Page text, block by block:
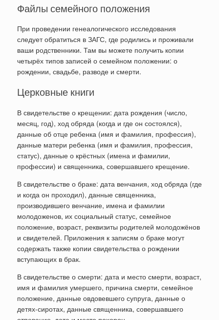
Файлы семейного положения
При проведении генеалогического исследования
следует обратиться в ЗАГС, где родились и проживали
ваши родственники. Там вы можете получить копии
четырёх типов записей о семейном положении: о
рождении, свадьбе, разводе и смерти.
Церковные книги
В свидетельстве о крещении: дата рождения (число,
месяц, год), ход обряда (когда и где он состоялся),
данные об отце ребенка (имя и фамилия, профессия),
данные матери ребенка (имя и фамилия, профессия,
статус), данные о крёстных (имена и фамилии,
профессии) и священника, совершавшего крещение.
В свидетельстве о браке: дата венчания, ход обряда (где
и когда он проходил), данные священника,
производившего венчание, имена и фамилии
молодоженов, их социальный статус, семейное
положение, возраст, реквизиты родителей молодожёнов
и свидетелей. Приложения к записям о браке могут
содержать также копии свидетельства о рождении
вступающих в брак.
В свидетельстве о смерти: дата и место смерти, возраст,
имя и фамилия умершего, причина смерти, семейное
положение, данные овдовевшего супруга, данные о
детях-сиротах, данные священника, совершавшего